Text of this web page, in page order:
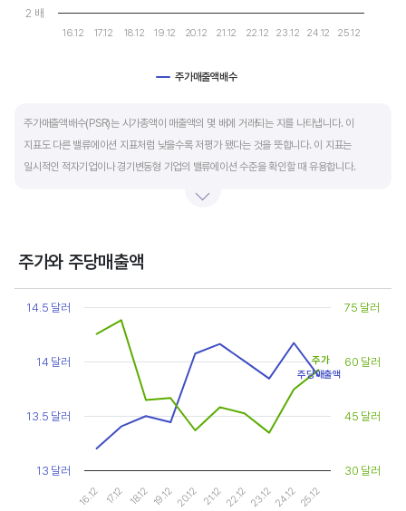
주가매출액배수
16.12 17.12 18.12 19.12 20.12 21.12 22.12 23.12 24.12 25.12
2 배
주가매출액배수(PSR)는 시가총액이 매출액의 몇 배에 거래되는 지를 나타냅니다. 이
지표도 다른 밸류에이션 지표처럼 낮을수록 저평가 됐다는 것을 뜻합니다. 이 지표는
일시적인 적자기업이나 경기변동형 기업의 밸류에이션 수준을 확인할 때 유용합니다.
주가와 주당매출액
Chart
Line chart with 2 lines.
View as data table, Chart
The chart has 1 X axis displaying categories.
The chart has 2 Y axes displaying values, and values.
16.12 17.12 18.12 19.12 20.12 21.12 22.12 23.1224.12 25.12
13 달러
13.5 달러
14 달러
14.5 달러
30 달러
45 달러
60 달러
75 달러
주당매출액
주가